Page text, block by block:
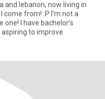
and lebanon, now living in
from! :P I'm not a
to improve